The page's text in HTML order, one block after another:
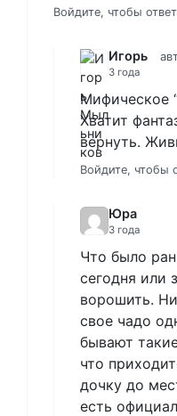
Войдите, чтобы
Игорь
3 года
Мифическое
Хватит
вернуть.
Войдите, чтобы
Юра
3 года
Что было
сегодня или
ворошить.
свое чадо
бывают
что
дочку до
есть